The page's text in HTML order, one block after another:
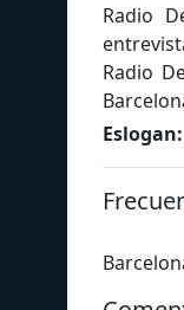
Radio
Radio
Eslogan: